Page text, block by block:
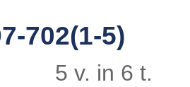
702(1-5)
5 v. in 6 t.